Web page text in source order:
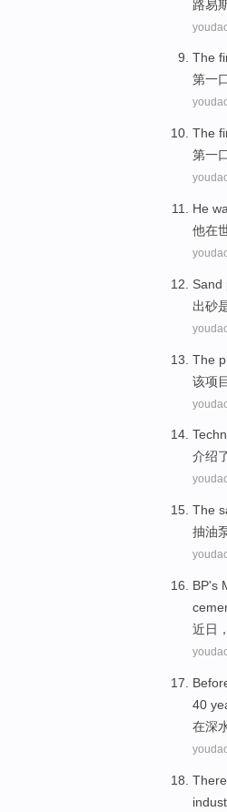
路易
The
第一
The
第一
He
他在
Sand
出砂
The
该项
介绍
The
抽油
BP's
近日 ，
40
在深